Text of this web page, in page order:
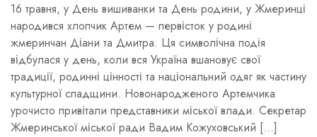
16 травня, у День вишиванки та День родини, у Жмеринці
народився хлопчик Артем — первісток у родині
жмеринчан Діани та Дмитра. Ця символічна подія
відбулася у день, коли вся Україна вшановує свої
традиції, родинні цінності та національний одяг як частину
культурної спадщини. Новонародженого Артемчика
урочисто привітали представники міської влади. Секретар
Жмеринської міської ради Вадим Кожуховський […]